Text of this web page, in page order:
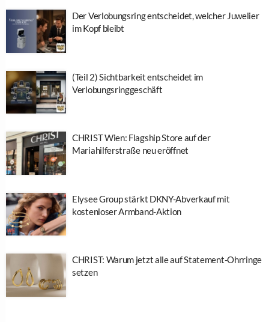
Der Verlobungsring entscheidet, welcher Juwelier
im Kopf bleibt
(Teil 2) Sichtbarkeit entscheidet im
Verlobungsringgeschäft
CHRIST Wien: Flagship Store auf der
Mariahilferstraße neu eröffnet
Elysee Group stärkt DKNY-Abverkauf mit
kostenloser Armband-Aktion
CHRIST: Warum jetzt alle auf Statement-Ohrringe
setzen